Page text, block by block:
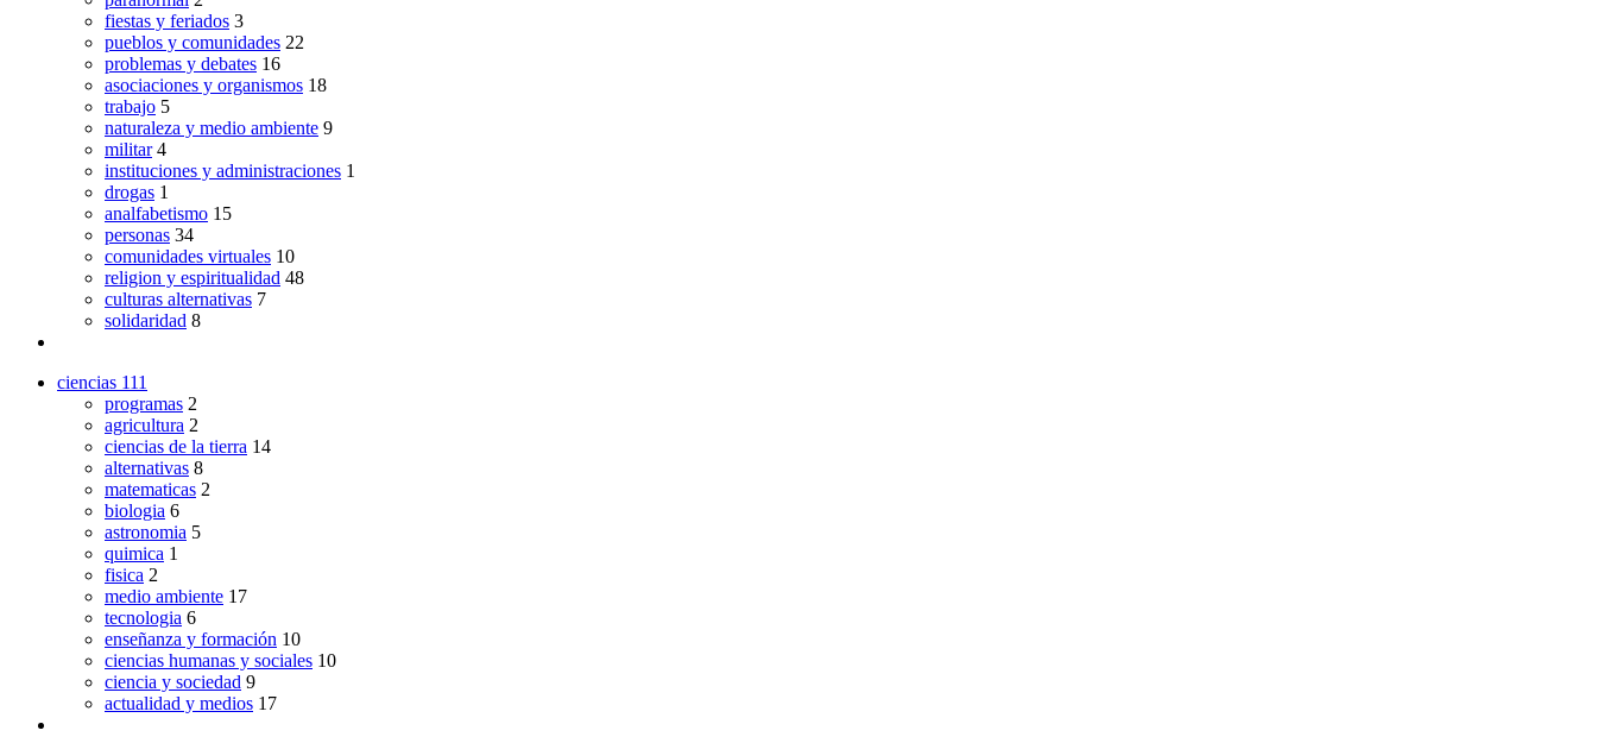
fiestas y feriados 3
pueblos y comunidades 22
problemas y debates 16
asociaciones y organismos 18
trabajo 5
naturaleza y medio ambiente 9
militar 4
instituciones y administraciones 1
drogas 1
analfabetismo 15
personas 34
comunidades virtuales 10
religion y espiritualidad 48
culturas alternativas 7
solidaridad 8
ciencias 111
programas 2
agricultura 2
ciencias de la tierra 14
alternativas 8
matematicas 2
biologia 6
astronomia 5
quimica 1
fisica 2
medio ambiente 17
tecnologia 6
enseñanza y formación 10
ciencias humanas y sociales 10
ciencia y sociedad 9
actualidad y medios 17